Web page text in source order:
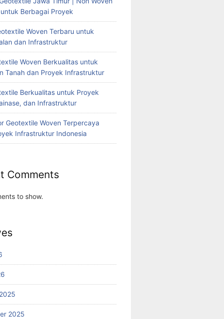
Berbagai Proyek
Woven Terbaru untuk
dan Infrastruktur
Woven Berkualitas untuk
Tanah dan Proyek Infrastruktur
Berkualitas untuk Proyek
dan Infrastruktur
Geotextile Woven Terpercaya
Infrastruktur Indonesia
Comments
to show.
2025